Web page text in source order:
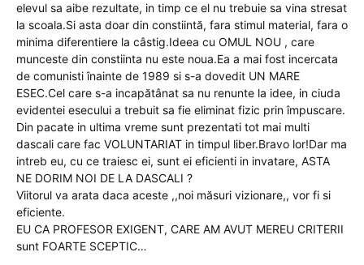
elevul sa aibe rezultate, in timp ce el nu trebuie sa vina stresat
la scoala.Si asta doar din constiintă, fara stimul material, fara o
minima diferentiere la câstig.Ideea cu OMUL NOU , care
munceste din constiinta nu este noua.Ea a mai fost incercata
de comunisti înainte de 1989 si s-a dovedit UN MARE
ESEC.Cel care s-a incapătânat sa nu renunte la idee, in ciuda
evidentei esecului a trebuit sa fie eliminat fizic prin împuscare.
Din pacate in ultima vreme sunt prezentati tot mai multi
dascali care fac VOLUNTARIAT in timpul liber.Bravo lor!Dar ma
intreb eu, cu ce traiesc ei, sunt ei eficienti in invatare, ASTA
NE DORIM NOI DE LA DASCALI ?
Viitorul va arata daca aceste ,,noi măsuri vizionare,, vor fi si
eficiente.
EU CA PROFESOR EXIGENT, CARE AM AVUT MEREU CRITERII
sunt FOARTE SCEPTIC…